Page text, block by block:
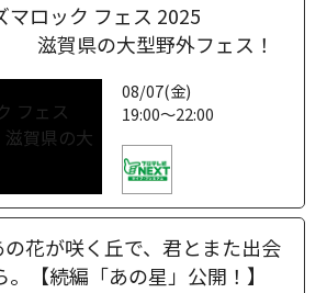
マロック フェス 2025
滋賀県の大型野外フェス！
08/07(金)
19:00～22:00
花が咲く丘で、君とまた出会
。【続編「あの星」公開！】